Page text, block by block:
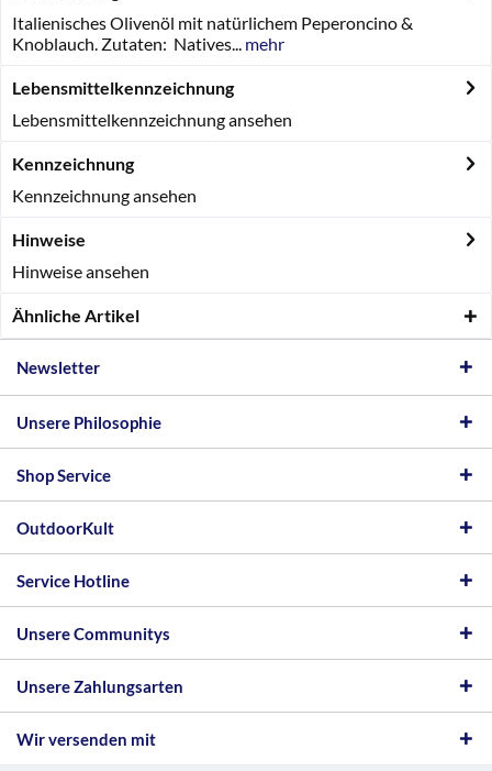
Italienisches Olivenöl mit natürlichem Peperoncino &
Knoblauch. Zutaten: Natives... mehr
Lebensmittelkennzeichnung
Lebensmittelkennzeichnung ansehen
Kennzeichnung
Kennzeichnung ansehen
Hinweise
Hinweise ansehen
Ähnliche Artikel
Newsletter
Unsere Philosophie
Shop Service
OutdoorKult
Service Hotline
Unsere Communitys
Unsere Zahlungsarten
Wir versenden mit